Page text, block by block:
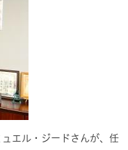
エル・ジードさんが、任